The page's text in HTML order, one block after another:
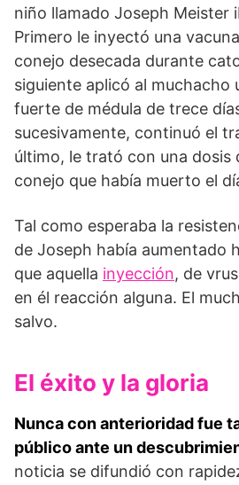
niño llamado Joseph Meister
Primero le inyectó una
conejo desecada durante
siguiente aplicó al muchacho
fuerte de médula de trece
sucesivamente, continuó el
último, le trató con una dosis
conejo que había muerto el
Tal como esperaba la
de Joseph había aumentado
que aquella inyección, de
en él reacción alguna. El
salvo.
El éxito y la gloria
Nunca con anterioridad fue
público ante un
noticia se difundió con